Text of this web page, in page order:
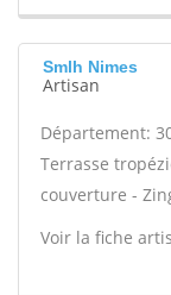
Smlh Nimes
Artisan
Département:
Terrasse
couverture -
Voir la fiche